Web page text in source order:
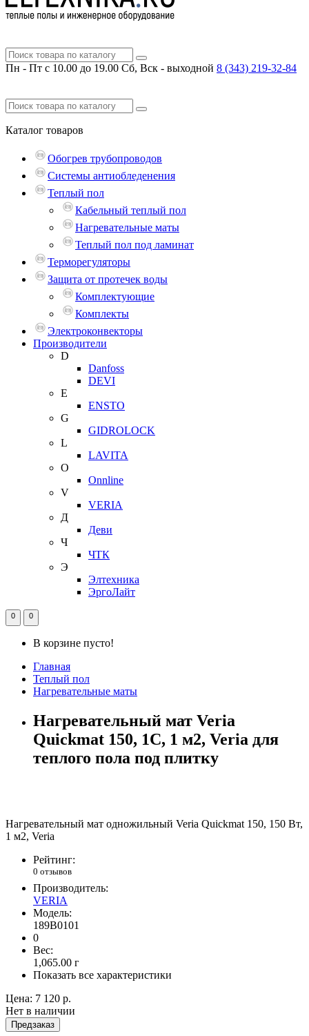
Пн - Пт с 10.00 до 19.00 Сб, Вск - выходной 8 (343) 219-32-84
Каталог товаров
Обогрев трубопроводов
Системы антиобледенения
Теплый пол
Кабельный теплый пол
Нагревательные маты
Теплый пол под ламинат
Терморегуляторы
Защита от протечек воды
Комплектующие
Комплекты
Электроконвекторы
Производители
D
Danfoss
DEVI
E
ENSTO
G
GIDROLOCK
L
LAVITA
O
Onnline
V
VERIA
Д
Деви
Ч
ЧТК
Э
Элтехника
ЭргоЛайт
0 0
В корзине пусто!
Главная
Теплый пол
Нагревательные маты
Нагревательный мат Veria
Quickmat 150, 1С, 1 м2, Veria для
теплого пола под плитку
Нагревательный мат одножильный Veria Quickmat 150, 150 Вт,
1 м2, Veria
Рейтинг:
0 отзывов
Производитель:
VERIA
Модель:
189B0101
0
Вес:
1,065.00 г
Показать все характеристики
Цена: 7 120 р.
Нет в наличии
Предзаказ